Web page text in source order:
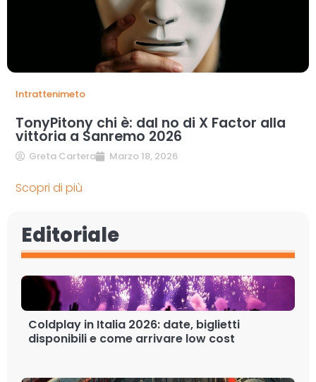
Intrattenimeto
TonyPitony chi è: dal no di X Factor alla
vittoria a Sanremo 2026
Greta Cartera Marzo 18, 2026
Scopri di più
Editoriale
Coldplay in Italia 2026: date, biglietti
disponibili e come arrivare low cost